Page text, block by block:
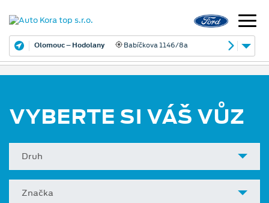
Olomouc – Hodolany Babíčkova 1146/8a
VYBERTE SI VÁŠ VŮZ
Druh
Značka